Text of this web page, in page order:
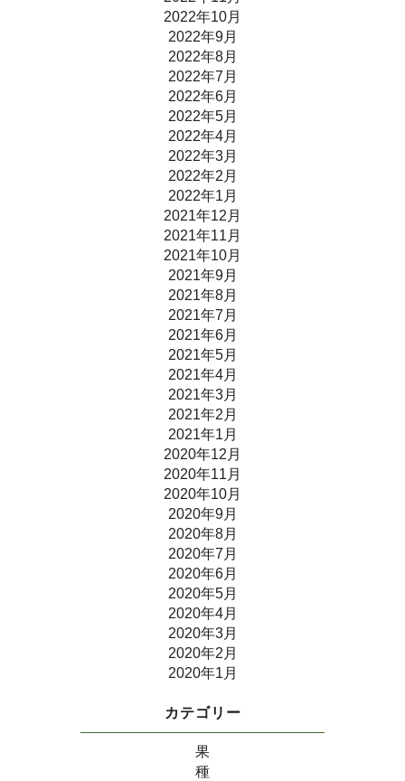
2022年10月
2022年9月
2022年8月
2022年7月
2022年6月
2022年5月
2022年4月
2022年3月
2022年2月
2022年1月
2021年12月
2021年11月
2021年10月
2021年9月
2021年8月
2021年7月
2021年6月
2021年5月
2021年4月
2021年3月
2021年2月
2021年1月
2020年12月
2020年11月
2020年10月
2020年9月
2020年8月
2020年7月
2020年6月
2020年5月
2020年4月
2020年3月
2020年2月
2020年1月
カテゴリー
果
種